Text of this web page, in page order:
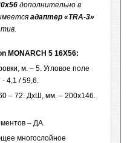
дополнительно в
адаптер «TRA-3»
MONARCH 5 16X56:
м. – 5. Угловое поле
4,1 / 59,6.
– 72. ДхШ, мм. – 200х146.
– ДА.
многослойное